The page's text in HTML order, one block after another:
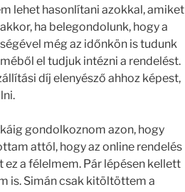
lehet hasonlítani azokkal, amiket
ha belegondolunk, hogy a
még az időnkön is tudunk
el tudjuk intézni a rendelést.
díj elenyésző ahhoz képest,
gondolkoznom azon, hogy
attól, hogy az online rendelés
a félelmem. Pár lépésen kellett
is. Simán csak kitöltöttem a